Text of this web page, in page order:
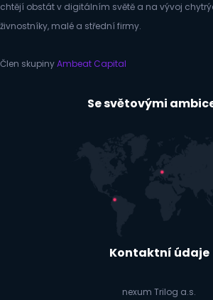
chtějí obstát v digitálním světě a na vývoj
živnostníky, malé a střední firmy.
Člen skupinyAmbeat Capital
Se světovými
Kontaktní údaje
nexum Trilog a.s.